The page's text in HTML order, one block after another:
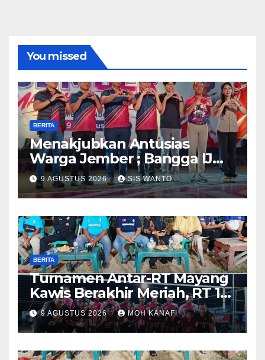
You missed
BERITA
Menakjubkan Antusias
Warga Jember ; Bangga IJMC
Sangat Luar Biasa
9 AGUSTUS 2026 SIS WANTO
BERITA
Turnamen Antar-RT Mayang
Kawis Berakhir Meriah, RT 11
dan RT 05 Jadi Sorotan
9 AGUSTUS 2026 MOH KANAFI